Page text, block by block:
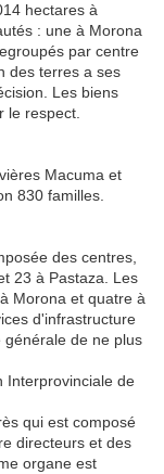
hectares à
: une à Morona
par centre
des terres a ses
Les biens
le respect.
Macuma et
830 familles.
des centres,
23 à Pastaza. Les
Morona et quatre à
d'infrastructure
générale de ne plus
Interprovinciale de
qui est composé
directeurs et des
organe est